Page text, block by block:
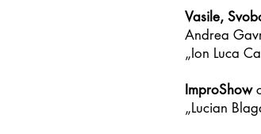
Vasile,
Andrea
„Ion Luca
ImproShow
„Lucian